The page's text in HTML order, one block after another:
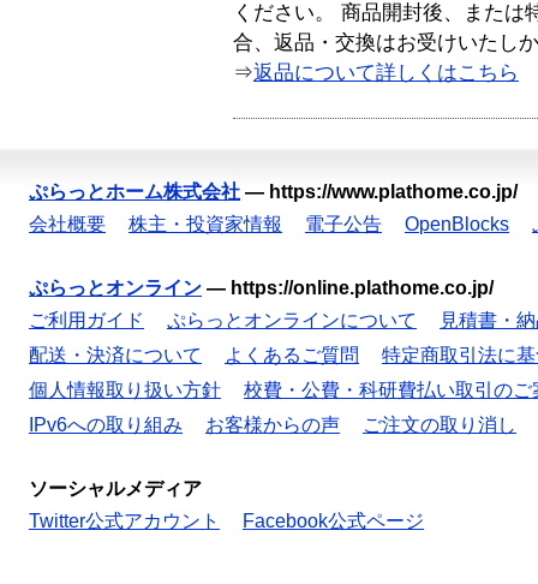
ください。 商品開封後、または
合、返品・交換はお受けいたし
⇒返品について詳しくはこちら
ぷらっとホーム株式会社 — https://www.plathome.co.jp/
会社概要
株主・投資家情報 電子公告 OpenBlocks
ぷらっとオンライン — https://online.plathome.co.jp/
ご利用ガイド
ぷらっとオンラインについて
見積書・
配送・決済について
よくあるご質問
特定商取引法に
個人情報取り扱い方針
校費・公費・科研費払い取引のご
IPv6への取り組み
お客様からの声 ご注文の取り消し
ソーシャルメディア
Twitter公式アカウント
Facebook公式ページ